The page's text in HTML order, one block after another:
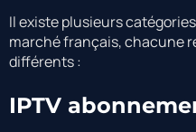
Il existe plusieurs
marché français, chacune
différents :
IPTV